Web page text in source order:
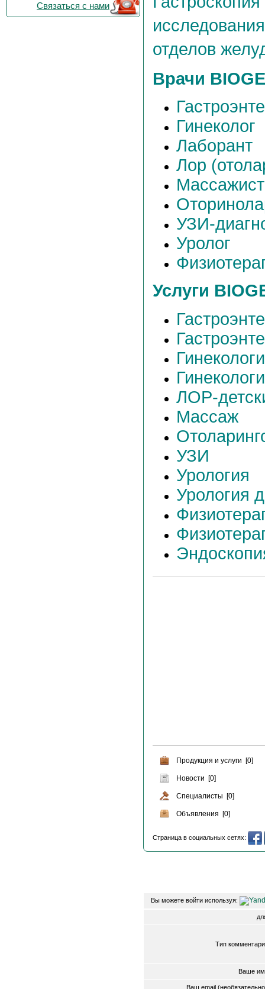
Связаться с нами
отделов
Врачи
Гинеколог
Лаборант
Лор
Массажист
УЗИ-
Уролог
Услуги
ЛОР-
Массаж
УЗИ
Урология
Урология
Продукция и услуги [0]
Новости [0]
Специалисты [0]
Объявления [0]
Страница в социальных сетях:
Вы можете войти используя:
Тип
Ваше
Ваш email